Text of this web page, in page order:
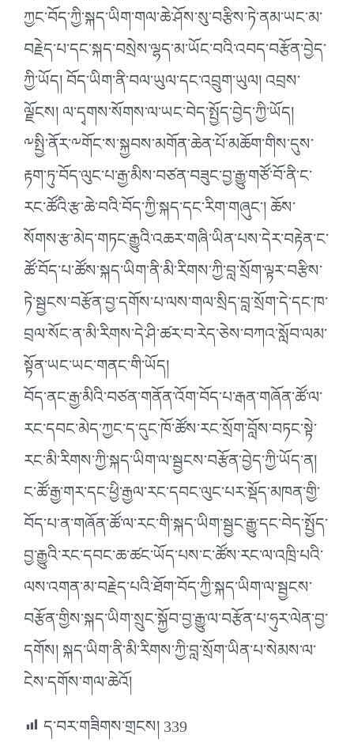
ཀྱང་བོད་ཀྱི་སྐད་ཡིག་གལ་ཆེ་ཤོས་སུ་བརྩིས་ཏེ་ནམ་ཡང་མ་
བརྗེད་པ་དང་སྐད་བསྲེས་ལྷད་མ་ཡོང་བའི་འབད་བརྩོན་བྱེད་
ཀྱི་ཡོད། བོད་ཡིག་ནི་བལ་ཡུལ་དང་འབྲུག་ཡུལ། འབྲས་
ལྗོངས། ལ་དྭགས་སོགས་ལ་ཡང་བེད་སྤྱོད་བྱེད་ཀྱི་ཡོད།
༸སྤྱི་ནོར་༸གོང་ས་སྐྱབས་མགོན་ཆེན་པོ་མཆོག་གིས་དུས་
རྟག་ཏུ་བོད་ལུང་པ་རྒྱ་མིས་བཙན་བཟུང་བྱ་རྒྱུ་གཙོ་བོ་ནི་ང་
རང་ཚོའི་རྩ་ཆེ་བའི་བོད་ཀྱི་སྐད་དང་རིག་གཞུང་། ཆོས་
སོགས་རྩ་མེད་གཏང་རྒྱུའི་འཆར་གཞི་ཡིན་པས་དེར་བརྟེན་ང་
ཚོ་བོད་པ་ཚོས་སྐད་ཡིག་ནི་མི་རིགས་ཀྱི་བླ་སྲོག་ལྟར་བརྩིས་
ཏེ་སྦྱངས་བརྩོན་བྱ་དགོས་པ་ལས་གལ་སྲིད་བླ་སྲོག་དེ་དང་ཁ་
བྲལ་སོང་ན་མི་རིགས་དེ་ཤི་ཚར་བ་རེད་ཅེས་བཀའ་སློབ་ལམ་
སྟོན་ཡང་ཡང་གནང་གི་ཡོད།
བོད་ནང་རྒྱ་མིའི་བཙན་གནོན་འོག་བོད་པ་རྒན་གཞོན་ཚོ་ལ་
རང་དབང་མེད་ཀྱང་ད་དུང་ཁོ་ཚོས་རང་སྲོག་བློས་བཏང་སྟེ་
རང་མི་རིགས་ཀྱི་སྐད་ཡིག་ལ་སྦྱངས་བརྩོན་བྱེད་ཀྱི་ཡོད་ན།
ང་ཚོ་རྒྱ་གར་དང་ཕྱི་རྒྱལ་རང་དབང་ལུང་པར་སྡོད་མཁན་གྱི་
བོད་པ་ན་གཞོན་ཚོ་ལ་རང་གི་སྐད་ཡིག་སྦྱང་རྒྱུ་དང་བེད་སྤྱོད་
བྱ་རྒྱུའི་རང་དབང་ཆ་ཚང་ཡོད་པས་ང་ཚོས་རང་ལ་འཁྲི་པའི་
ལས་འགན་མ་བརྗེད་པའི་ཐོག་བོད་ཀྱི་སྐད་ཡིག་ལ་སྦྱངས་
བརྩོན་གྱིས་སྐད་ཡིག་སྲུང་སྐྱོབ་བྱ་རྒྱུ་ལ་བརྩོན་པ་ཧུར་ལེན་བྱ་
དགོས། སྐད་ཡིག་ནི་མི་རིགས་ཀྱི་བླ་སྲོག་ཡིན་པ་སེམས་ལ་
ངེས་དགོས་གལ་ཆེའོ།
ད་བར་གཟིགས་གྲངས།339